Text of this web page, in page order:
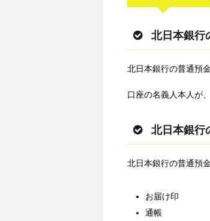
北日本銀行
北日本銀行の普通預
口座の名義人本人が
北日本銀行
北日本銀行の普通預
お届け印
通帳